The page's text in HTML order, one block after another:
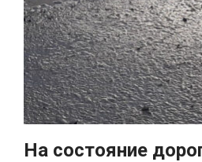
На состояние